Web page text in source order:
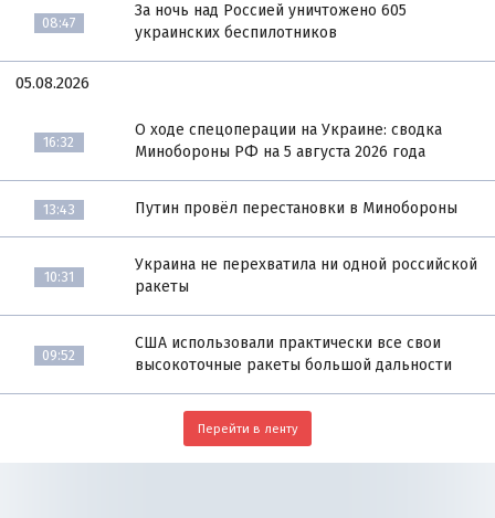
08:47
За ночь над Россией уничтожено 605
украинских беспилотников
05.08.2026
16:32
О ходе спецоперации на Украине: сводка
Минобороны РФ на 5 августа 2026 года
13:43 Путин провёл перестановки в Минобороны
10:31
Украина не перехватила ни одной российской
ракеты
09:52
США использовали практически все свои
высокоточные ракеты большой дальности
Перейти в ленту